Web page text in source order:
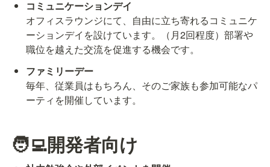
オフィスラウンジにて、自由に立ち寄れるコミュニケ
ーションデイを設けています。（月2回程度）部署や
職位を越えた交流を促進する機会です。
ファミリーデー
毎年、従業員はもちろん、そのご家族も参加可能なパ
ーティを開催しています。
🧑‍💻開発者向け